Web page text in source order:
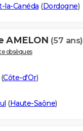
la-Canéda (Dordogne)
AMELON (57 ans)
obsèques
(Côte-d'Or)
(Haute-Saône)